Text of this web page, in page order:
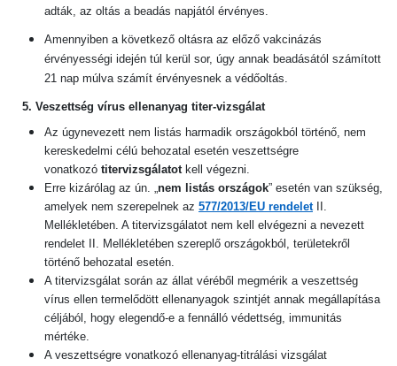
adták, az oltás a beadás napjától érvényes.
Amennyiben a következő oltásra az előző vakcinázás
érvényességi idején túl kerül sor, úgy annak beadásától számított
21 nap múlva számít érvényesnek a védőoltás.
5. Veszettség vírus ellenanyag titer-vizsgálat
Az úgynevezett nem listás harmadik országokból történő, nem
kereskedelmi célú behozatal esetén veszettségre
vonatkozó titervizsgálatotkell végezni.
Erre kizárólag az ún. „nem listás országok” esetén van szükség,
amelyek nem szerepelnek az 577/2013/EU rendeletII.
Mellékletében. A titervizsgálatot nem kell elvégezni a nevezett
rendelet II. Mellékletében szereplő országokból, területekről
történő behozatal esetén.
A titervizsgálat során az állat véréből megmérik a veszettség
vírus ellen termelődött ellenanyagok szintjét annak megállapítása
céljából, hogy elegendő-e a fennálló védettség, immunitás
mértéke.
A veszettségre vonatkozó ellenanyag-titrálási vizsgálat